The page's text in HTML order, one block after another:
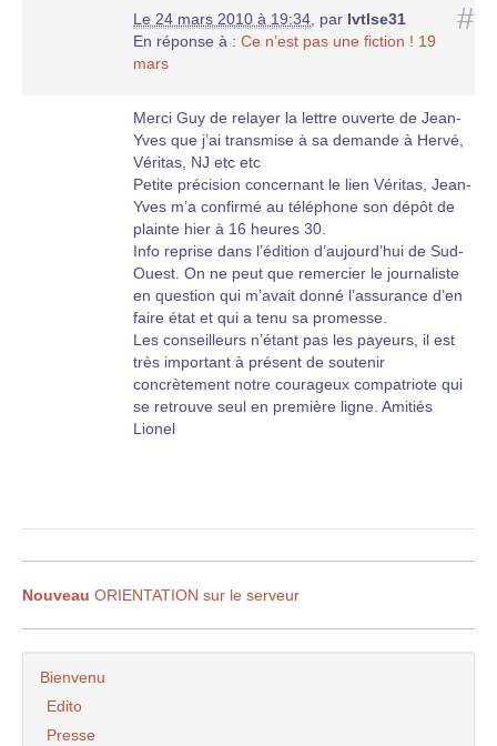
#
Le 24 mars 2010 à 19:34 par lvtlse31
En réponse à : Ce n’est pas une fiction ! 19
mars
Merci Guy de relayer la lettre ouverte de Jean-
Yves que j’ai transmise à sa demande à Hervé,
Véritas, NJ etc etc
Petite précision concernant le lien Véritas, Jean-
Yves m’a confirmé au téléphone son dépôt de
plainte hier à 16 heures 30.
Info reprise dans l’édition d’aujourd’hui de Sud-
Ouest. On ne peut que remercier le journaliste
en question qui m’avait donné l’assurance d’en
faire état et qui a tenu sa promesse.
Les conseilleurs n’étant pas les payeurs, il est
très important à présent de soutenir
concrètement notre courageux compatriote qui
se retrouve seul en première ligne. Amitiés
Lionel
Nouveau ORIENTATION sur le serveur
Bienvenu
Edito
Presse